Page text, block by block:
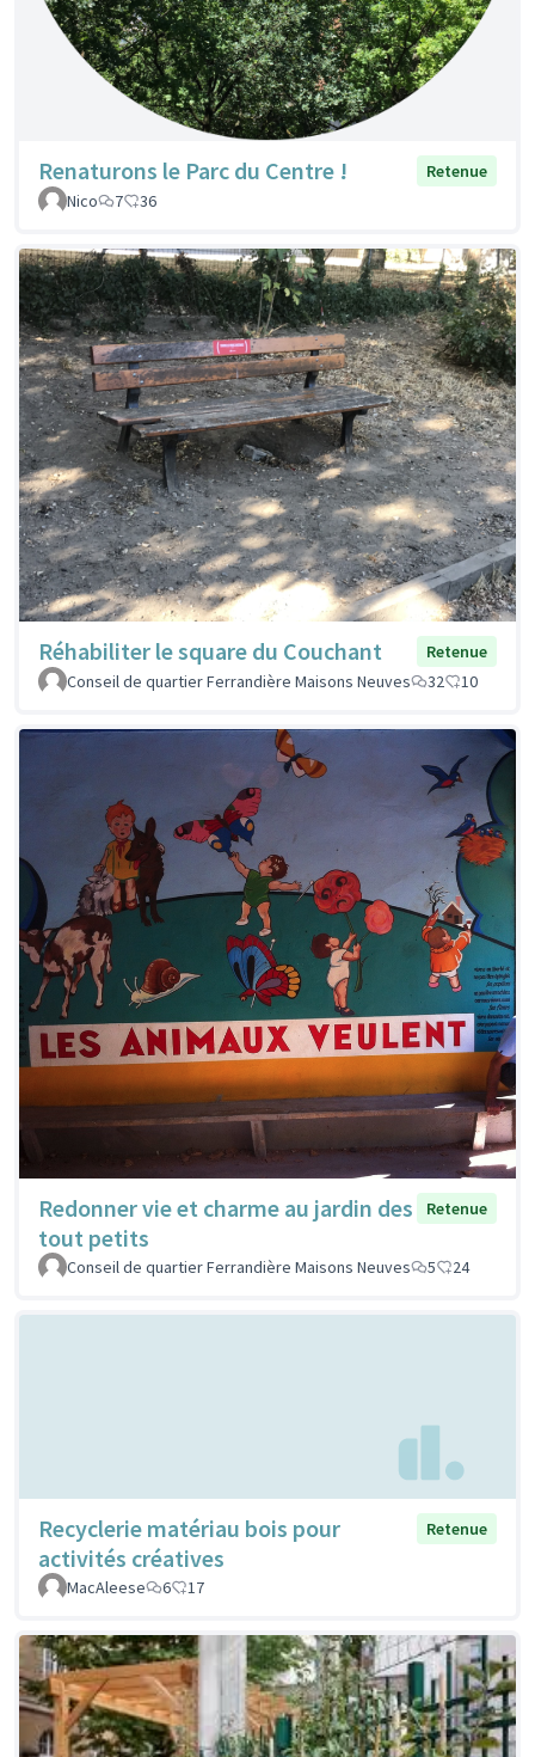
Renaturons le Parc du Centre !
Retenue
Nico
7 36
Réhabiliter le square du Couchant
Retenue
Conseil de quartier Ferrandière Maisons Neuves
32 10
Redonner vie et charme au jardin des
tout petits
Retenue
Conseil de quartier Ferrandière Maisons Neuves 5 24
Recyclerie matériau bois pour
activités créatives
Retenue
MacAleese 6 17